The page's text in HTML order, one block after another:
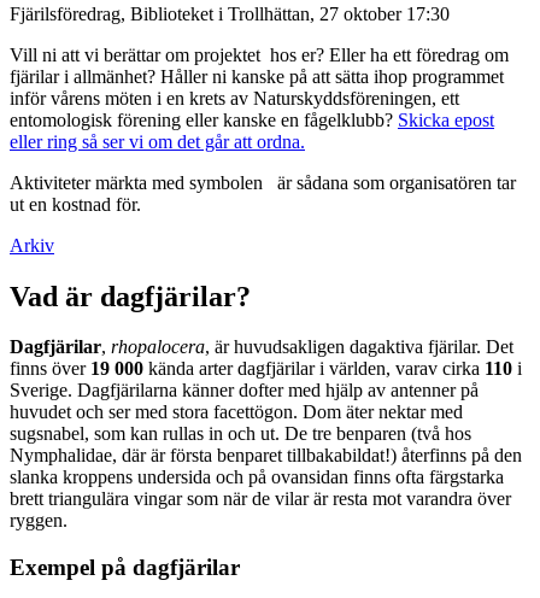
Fjärilsföredrag, Biblioteket i Trollhättan, 27 oktober 17:30
Vill ni att vi berättar om projektet hos er? Eller ha ett föredrag om
fjärilar i allmänhet? Håller ni kanske på att sätta ihop programmet
inför vårens möten i en krets av Naturskyddsföreningen, ett
entomologisk förening eller kanske en fågelklubb? Skicka epost
eller ring så ser vi om det går att ordna.
Aktiviteter märkta med symbolen
är sådana som organisatören tar
ut en kostnad för.
Arkiv
Vad är dagfjärilar?
Dagfjärilar, rhopalocera, är huvudsakligen dagaktiva fjärilar. Det
finns över 19 000 kända arter dagfjärilar i världen, varav cirka 110 i
Sverige. Dagfjärilarna känner dofter med hjälp av antenner på
huvudet och ser med stora facettögon. Dom äter nektar med
sugsnabel, som kan rullas in och ut. De tre benparen (två hos
Nymphalidae, där är första benparet tillbakabildat!) återfinns på den
slanka kroppens undersida och på ovansidan finns ofta färgstarka
brett triangulära vingar som när de vilar är resta mot varandra över
ryggen.
Exempel på dagfjärilar